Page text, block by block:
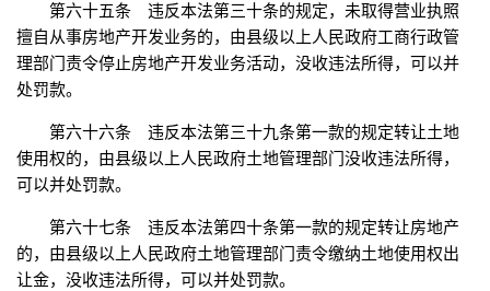
第六十五条 违反本法第三十条的规定，未取得营业执照
擅自从事房地产开发业务的，由县级以上人民政府工商行政管
理部门责令停止房地产开发业务活动，没收违法所得，可以并
处罚款。
第六十六条 违反本法第三十九条第一款的规定转让土地
使用权的，由县级以上人民政府土地管理部门没收违法所得，
可以并处罚款。
第六十七条 违反本法第四十条第一款的规定转让房地产
的，由县级以上人民政府土地管理部门责令缴纳土地使用权出
让金，没收违法所得，可以并处罚款。